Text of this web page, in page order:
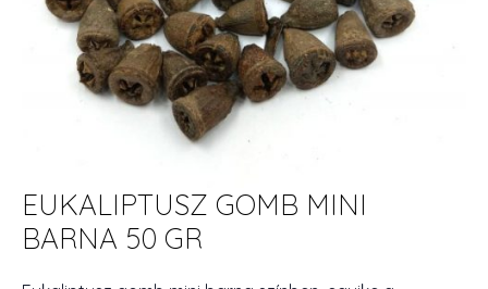
EUKALIPTUSZ GOMB MINI
BARNA 50 GR